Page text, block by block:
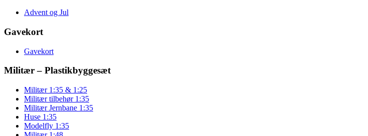
Advent og Jul
Gavekort
Gavekort
Militær – Plastikbyggesæt
Militær 1:35 & 1:25
Militær tilbehør 1:35
Militær Jernbane 1:35
Huse 1:35
Modelfly 1:35